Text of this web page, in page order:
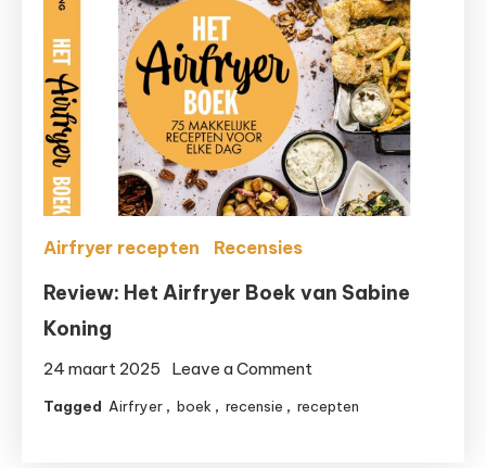
gezonder
is
dan
een
frituurpan
Airfryer recepten Recensies
Review: Het Airfryer Boek van Sabine
Koning
24 maart 2025 Leave a Comment
Tagged Airfryer , boek , recensie , recepten